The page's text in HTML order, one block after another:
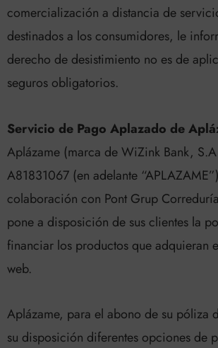
comercialización a distancia de
destinados a los consumidores, le
derecho de desistimiento no es de
seguros obligatorios.
Servicio de Pago Aplazado de
Aplázame (marca de WiZink Bank,
A81831067 (en adelante
colaboración con Pont Grup
pone a disposición de sus clientes la
financiar los productos que adquieran
web.
Aplázame, para el abono de su póliza
su disposición diferentes opciones de